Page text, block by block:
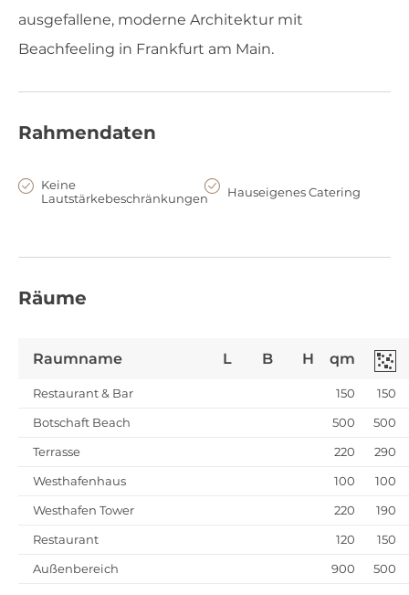
ausgefallene, moderne Architektur mit
Beachfeeling in Frankfurt am Main.
Rahmendaten
Keine
Lautstärkebeschränkungen
Hauseigenes Catering
Räume
Raumname L B H qm
Restaurant & Bar 150
150
Botschaft Beach
500
500
Terrasse
220
290
Westhafenhaus
100
100
Westhafen Tower
220
190
Restaurant
120
150
Außenbereich
900 500